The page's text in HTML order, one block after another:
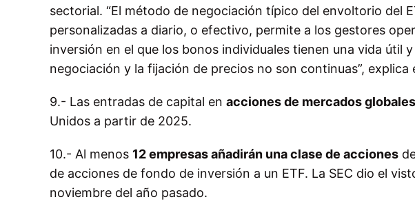
sectorial. “El método de negociación típico del envoltorio del
personalizadas a diario, o efectivo, permite a los gestores
inversión en el que los bonos individuales tienen una vida útil
negociación y la fijación de precios no son continuas”, explica
9.- Las entradas de capital en acciones de mercados
Unidos a partir de 2025.
10.- Al menos 12 empresas añadirán una clase de acciones
de acciones de fondo de inversión a un ETF. La SEC dio el
noviembre del año pasado.